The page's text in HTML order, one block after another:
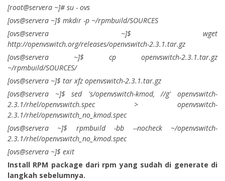
[root@servera ~]# su - ovs
[ovs@servera ~]$ mkdir -p ~/rpmbuild/SOURCES
[ovs@servera ~]$ wget
http://openvswitch.org/releases/openvswitch-2.3.1.tar.gz
[ovs@servera ~]$ cp openvswitch-2.3.1.tar.gz
~/rpmbuild/SOURCES/
[ovs@servera ~]$ tar xfz openvswitch-2.3.1.tar.gz
[ovs@servera ~]$ sed 's/openvswitch-kmod, //g' openvswitch-
2.3.1/rhel/openvswitch.spec > openvswitch-
2.3.1/rhel/openvswitch_no_kmod.spec
[ovs@servera ~]$ rpmbuild -bb --nocheck ~/openvswitch-
2.3.1/rhel/openvswitch_no_kmod.spec
[ovs@servera ~]$ exit
Install RPM package dari rpm yang sudah di generate di
langkah sebelumnya.